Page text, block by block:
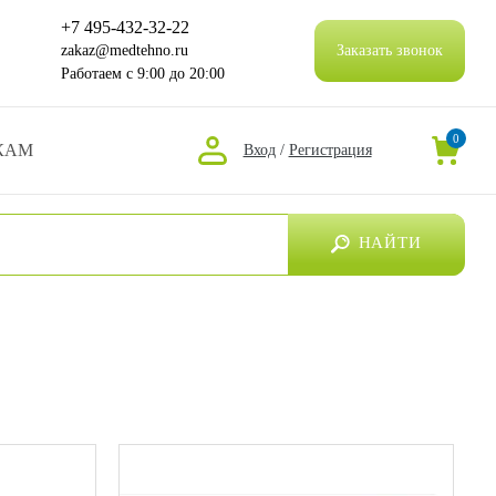
+7 495-432-32-22
zakaz@medtehno.ru
Работаем с 9:00 до 20:00
Заказать звонок
Вход / Регистрация
0
НАЙТИ